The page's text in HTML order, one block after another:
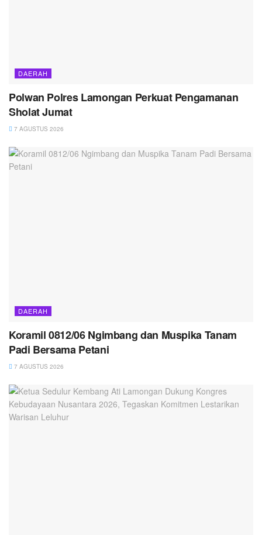
DAERAH
Polwan Polres Lamongan Perkuat Pengamanan
Sholat Jumat
7 AGUSTUS 2026
DAERAH
Koramil 0812/06 Ngimbang dan Muspika Tanam
Padi Bersama Petani
7 AGUSTUS 2026